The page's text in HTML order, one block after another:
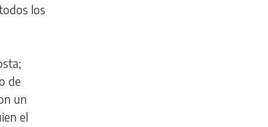
los
de
un
el